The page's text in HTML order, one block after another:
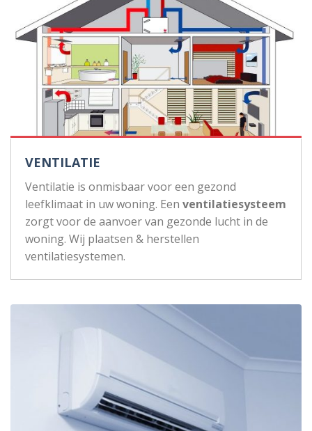
VENTILATIE
Ventilatie is onmisbaar voor een gezond
leefklimaat in uw woning. Een ventilatiesysteem
zorgt voor de aanvoer van gezonde lucht in de
woning. Wij plaatsen & herstellen
ventilatiesystemen.